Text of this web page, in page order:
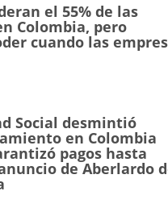
el 55% de las
Colombia, pero
cuando las
Social desmintió
en Colombia
pagos hasta
de Aberlardo